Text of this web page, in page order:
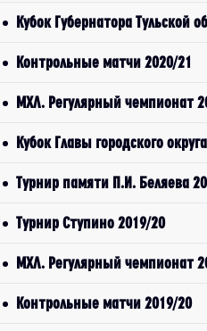
Кубок Губернатора Тульской
Контрольные матчи 2020/21
МХЛ. Регулярный чемпионат
Кубок Главы городского
Турнир памяти П.И. Беляева
Турнир Ступино 2019/20
МХЛ. Регулярный чемпионат
Контрольные матчи 2019/20